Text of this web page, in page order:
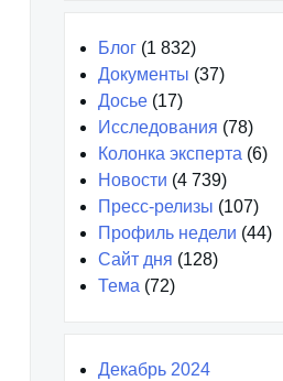
Блог (1 832)
Документы (37)
Досье (17)
Исследования (78)
Колонка эксперта (6)
Новости (4 739)
Пресс-релизы (107)
Профиль недели (44)
Сайт дня (128)
Тема (72)
Декабрь 2024